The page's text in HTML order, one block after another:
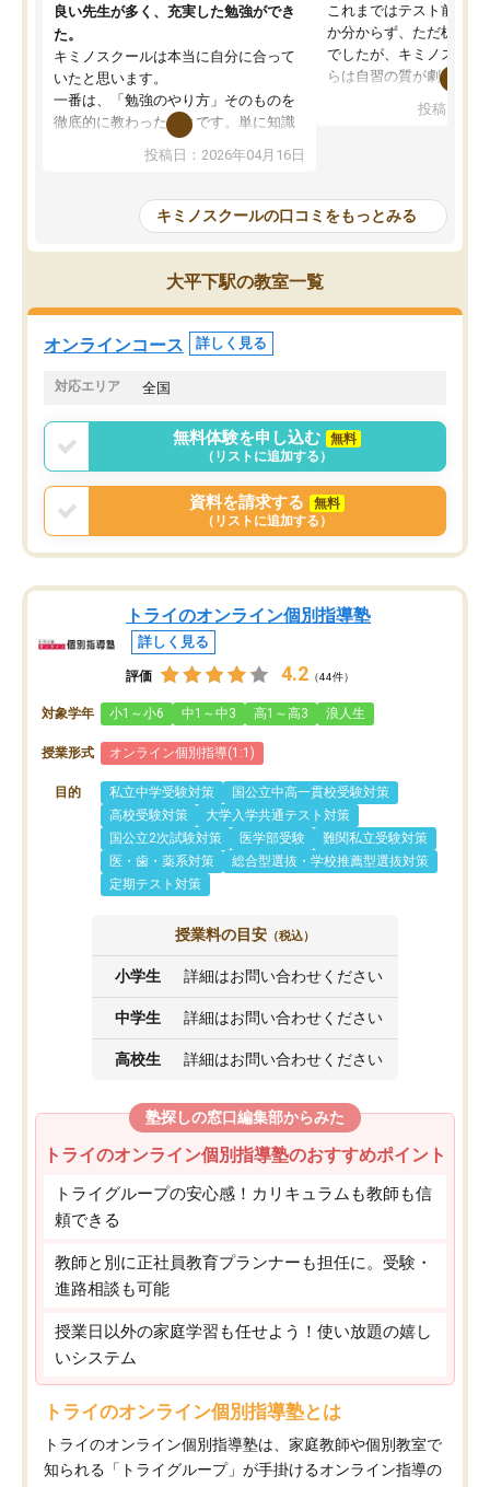
良い先生が多く、充実した勉強ができ
た。
キミノスクールは本当に自分に合って
いたと思います。
一番は、「勉強のやり方」そのものを
徹底的に教わったことです。単に知識
を詰め込むのではなく、自学自習の習
慣が身につくよう並走してくれるの
はなくなりました。
講師の方との距離も近く、親身なコー
チングのおかげで、停滞期もモチベー
ションを維持できました。「やらされ
る勉強」から「目標のための勉強」へ
意識が変わったことが、目標校への合
投稿日：2026年04月16日
これまではテスト前に何
か分からず、ただ机に座
でしたが、キミノスクー
らは自習の質が劇的に変
を明確にしてくれるの
の仕方をコーチングして
ルなので、家での学習習
身につきました。結果と
た。自分から学ぶ姿勢を
投稿日：
キミノスクールの口コミをもっとみる
大平下駅の教室一覧
オンラインコース 詳しく見る
対応エリア 全国
無料体験を申し込む
無料
（リストに追加する）
資料を請求する
無料
（リストに追加する）
トライのオンライン個別指導塾
詳しく見る
評価 4.2 （44件）
対象学年 小1～小6 中1～中3 高1～高3 浪人生
授業形式 オンライン個別指導(1:1)
目的 私立中学受験対策
国公立中高一貫校受験対策
高校受験対策
大学入学共通テスト対策
国公立2次試験対策
医学部受験
難関私立受験対策
医・歯・薬系対策
総合型選抜・学校推薦型選抜対策
定期テスト対策
授業料の目安 （税込）
小学生 詳細はお問い合わせください
中学生 詳細はお問い合わせください
高校生 詳細はお問い合わせください
塾探しの窓口編集部からみた
トライのオンライン個別指導塾のおすすめポイント
トライグループの安心感！カリキュラムも教師も信
頼できる
教師と別に正社員教育プランナーも担任に。受験・
進路相談も可能
授業日以外の家庭学習も任せよう！使い放題の嬉し
いシステム
トライのオンライン個別指導塾とは
トライのオンライン個別指導塾は、家庭教師や個別教室で
知られる「トライグループ」が手掛けるオンライン指導の